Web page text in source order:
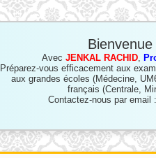
Avec JENKAL RACHID,
Préparez-vous efficacement aux
aux grandes écoles (Médecine,
français (Centrale,
Contactez-nous par email :